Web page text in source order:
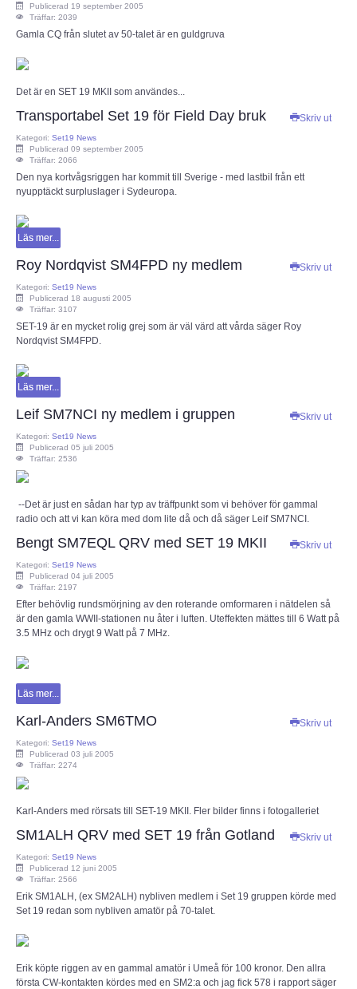
Publicerad 19 september 2005
Träffar: 2039
Gamla CQ från slutet av 50-talet är en guldgruva
Det är en SET 19 MKII som användes...
Skriv ut
Transportabel Set 19 för Field Day bruk
Kategori: Set19 News
Publicerad 09 september 2005
Träffar: 2066
Den nya kortvågsriggen har kommit till Sverige - med lastbil från ett
nyupptäckt surpluslager i Sydeuropa.
Läs mer...
Skriv ut
Roy Nordqvist SM4FPD ny medlem
Kategori: Set19 News
Publicerad 18 augusti 2005
Träffar: 3107
SET-19 är en mycket rolig grej som är väl värd att vårda säger Roy
Nordqvist SM4FPD.
Läs mer...
Skriv ut
Leif SM7NCI ny medlem i gruppen
Kategori: Set19 News
Publicerad 05 juli 2005
Träffar: 2536
--Det är just en sådan har typ av träffpunkt som vi behöver för gammal
radio och att vi kan köra med dom lite då och då säger Leif SM7NCI.
Skriv ut
Bengt SM7EQL QRV med SET 19 MKII
Kategori: Set19 News
Publicerad 04 juli 2005
Träffar: 2197
Efter behövlig rundsmörjning av den roterande omformaren i nätdelen så
är den gamla WWII-stationen nu åter i luften. Uteffekten mättes till 6 Watt på
3.5 MHz och drygt 9 Watt på 7 MHz.
Läs mer...
Skriv ut
Karl-Anders SM6TMO
Kategori: Set19 News
Publicerad 03 juli 2005
Träffar: 2274
Karl-Anders med rörsats till SET-19 MKII. Fler bilder finns i fotogalleriet
Skriv ut
SM1ALH QRV med SET 19 från Gotland
Kategori: Set19 News
Publicerad 12 juni 2005
Träffar: 2566
Erik SM1ALH, (ex SM2ALH) nybliven medlem i Set 19 gruppen körde med
Set 19 redan som nybliven amatör på 70-talet.
Erik köpte riggen av en gammal amatör i Umeå för 100 kronor. Den allra
första CW-kontakten kördes med en SM2:a och jag fick 578 i rapport säger